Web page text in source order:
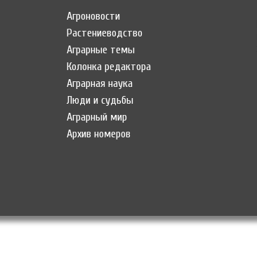
Агроновости
Растениеводство
Аграрные темы
Колонка редактора
Аграрная наука
Люди и судьбы
Аграрный мир
Архив номеров